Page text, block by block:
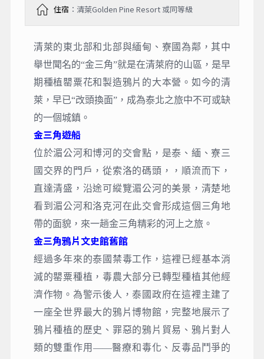
住宿 ：清萊Golden Pine Resort 或同等級
清萊的東北部和北部與緬甸、寮國為鄰，其中
舉世聞名的“金三角”就是在清萊府的山區，是早
期種植罌粟花和製造鴉片的大本營。如今的清
萊，早已“改頭換面”，成為泰北之旅中不可或缺
的一個城鎮。
金三角遊船
位於湄公河和博河的交會點，是泰、緬、寮三
國交界的門戶，從索洛的碼頭，，順流而下，
直達清盛，沿途可縱覽湄公河的美景，清楚地
看到湄公河和洛克河在此交會形成這個三角地
帶的面貌，來一趟金三角精彩的河上之旅。
金三角鴉片文史館舊館
經過多年來的泰國禁毒工作，這裡已經基本消
滅的罌粟種植，毒農大部分已轉型種植其他經
濟作物。為警示後人，泰國政府在這裡主建了
一座全世界最大的鴉片博物館，完整地展示了
鴉片種植的歷史、罪惡的鴉片貿易、鴉片對人
類的雙重作用——醫療和毒化、反毒品鬥爭的